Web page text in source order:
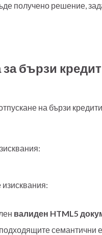
получено решение,
бързи
на бързи
валиден HTML5
семантични